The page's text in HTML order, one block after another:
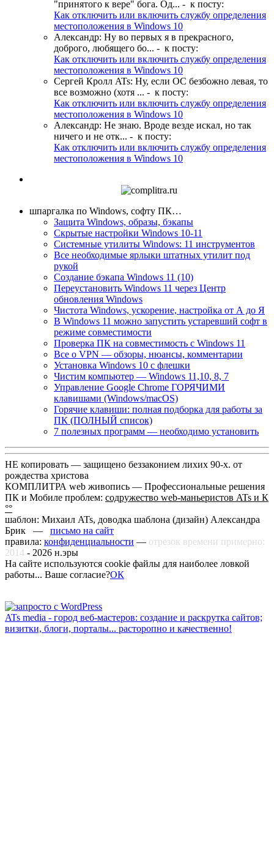
"принятого к вере" бога. Од... - к посту:
Как отключить или включить службу определения
местоположения в Windows 10
Александр: Ну во первых я в прекрасного,
доброго, любящего бо... - к посту:
Как отключить или включить службу определения
местоположения в Windows 10
Сергей Кролл ATs: Ну, если ОС безбожно левая, то
все возможно (хотя ... - к посту:
Как отключить или включить службу определения
местоположения в Windows 10
Александр: Не знаю. Вроде везде искал, но так
ничего и не отк... - к посту:
Как отключить или включить службу определения
местоположения в Windows 10
шпаргалка по Windows, софту ПК…
Защита Windows, образы, бэкапы
Скрытые настройки Windows 10-11
Системные утилиты Windows: 11 инструментов
Все необходимые ярлыки штатных утилит под
рукой
Создание бэкапа Windows 11 (10)
Переустановить Windows 11 через Центр
обновления Windows
Чистота Windows, ускорение, настройка от А до Я
В Windows 11 можно запустить устаревший софт в
режиме совместимости
Проверка ПК на совместимость с Windows 11
Все о VPN — обзоры, нюансы, комментарии
Установка Windows 10 с флешки
Чистим компьютер — Windows 11,10, 8, 7
Управление Google Chrome ГОРЯЧИМИ
клавишами (Windows/macOS)
Горячие клавиши: полная подборка для работы за
ПК (ПОЛНЫЙ список)
7 полезных программ — необходимо установить
НЕ копировать — защищено беззаконием лихих 90-х. от
рождества христова
КОМПЛИТРА web живопись — Профессиональные решения
ПК и Мобиле проблем: содружество web-маньеристов ATs и К
°°
шаблон: Михаил ATs, доводка шаблона (дизайн) Александра
Брик — письмо на сайт
правила: конфиденциальности — отрезок времени примерно:
2014 - 2026 н.эры
На сайте используются cookie файлы для наиболее ловкой
работы... Ваше согласие?ОК
ATs media - город веб-мастеров: создание и раскрутка сайтов;
визитки, блоги, порталы... расторопно и качественно!